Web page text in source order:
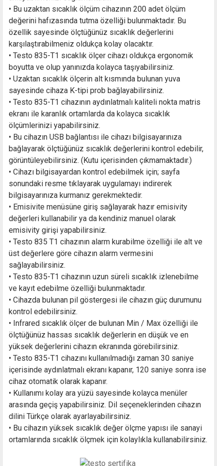
• Bu uzaktan sıcaklık ölçüm cihazının 200 adet ölçüm
değerini hafızasında tutma özelliği bulunmaktadır. Bu
özellik sayesinde ölçtüğünüz sıcaklık değerlerini
karşılaştırabilmeniz oldukça kolay olacaktır.
• Testo 835-T1 sıcaklık ölçer cihazı oldukça ergonomik
boyutta ve olup yanınızda kolayca taşıyabilirsiniz.
• Uzaktan sıcaklık ölçerin alt kısmında bulunan yuva
sayesinde cihaza K-tipi prob bağlayabilirsiniz.
• Testo 835-T1 cihazının aydınlatmalı kaliteli nokta matris
ekranı ile karanlık ortamlarda da kolayca sıcaklık
ölçümlerinizi yapabilirsiniz.
• Bu cihazın USB bağlantısı ile cihazı bilgisayarınıza
bağlayarak ölçtüğünüz sıcaklık değerlerini kontrol edebilir,
görüntüleyebilirsiniz. (Kutu içerisinden çıkmamaktadır.)
• Cihazı bilgisayardan kontrol edebilmek için; sayfa
sonundaki resme tıklayarak uygulamayı indirerek
bilgisayarınıza kurmanız gerekmektedir.
• Emisivite menüsüne giriş sağlayarak hazır emisivity
değerleri kullanabilir ya da kendiniz manuel olarak
emisivity girişi yapabilirsiniz.
• Testo 835 T1 cihazının alarm kurabilme özelliği ile alt ve
üst değerlere göre cihazın alarm vermesini
sağlayabilirsiniz.
• Testo 835-T1 cihazının uzun süreli sıcaklık izlenebilme
ve kayıt edebilme özelliği bulunmaktadır.
• Cihazda bulunan pil göstergesi ile cihazın güç durumunu
kontrol edebilirsiniz.
• Infrared sıcaklık ölçer de bulunan Min / Max özelliği ile
ölçtüğünüz hassas sıcaklık değerlerin en düşük ve en
yüksek değerlerini cihazın ekranında görebilirsiniz.
• Testo 835-T1 cihazını kullanılmadığı zaman 30 saniye
içerisinde aydınlatmalı ekranı kapanır, 120 saniye sonra ise
cihaz otomatik olarak kapanır.
• Kullanımı kolay ara yüzü sayesinde kolayca menüler
arasında geçiş yapabilirsiniz. Dil seçeneklerinden cihazın
dilini Türkçe olarak ayarlayabilirsiniz.
• Bu cihazın yüksek sıcaklık değer ölçme yapısı ile sanayi
ortamlarında sıcaklık ölçmek için kolaylıkla kullanabilirsiniz.